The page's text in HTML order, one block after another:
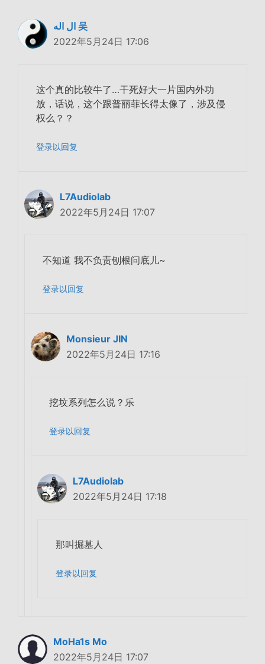
ال اله 吴
2022年5月24日 17:06
这个真的比较牛了…干死好大一片国内外功
放，话说，这个跟普丽菲长得太像了，涉及侵
权么？？
登录以回复
L7Audiolab
2022年5月24日 17:07
不知道 我不负责刨根问底儿~
登录以回复
Monsieur JIN
2022年5月24日 17:16
挖坟系列怎么说？乐
登录以回复
L7Audiolab
2022年5月24日 17:18
那叫掘墓人
登录以回复
MoHa1s Mo
2022年5月24日 17:07